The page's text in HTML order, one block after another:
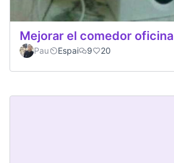
Mejorar el comedor oficina
Pau Espai 9 20